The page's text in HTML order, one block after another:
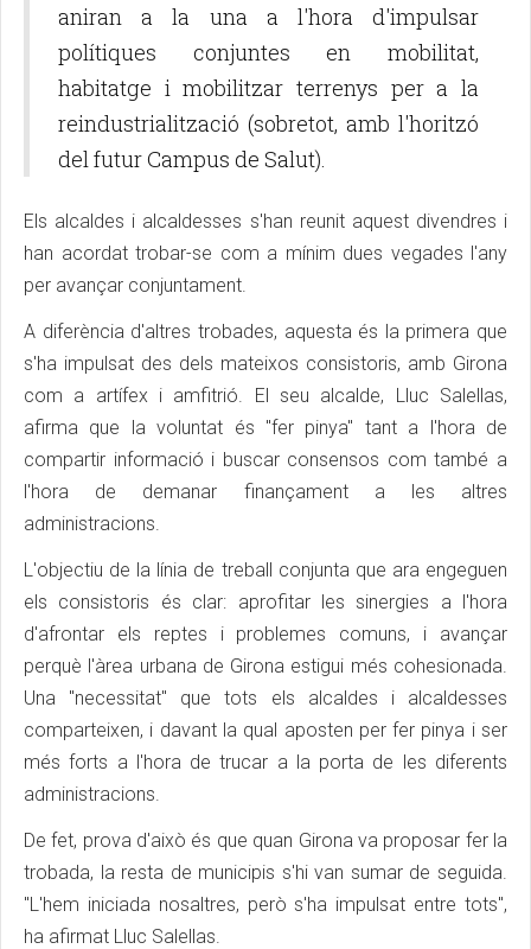
aniran a la una a l'hora d'impulsar
polítiques conjuntes en mobilitat,
habitatge i mobilitzar terrenys per a la
reindustrialització (sobretot, amb l'horitzó
del futur Campus de Salut).
Els alcaldes i alcaldesses s'han reunit aquest divendres i
han acordat trobar-se com a mínim dues vegades l'any
per avançar conjuntament.
A diferència d'altres trobades, aquesta és la primera que
s'ha impulsat des dels mateixos consistoris, amb Girona
com a artífex i amfitrió. El seu alcalde, Lluc Salellas,
afirma que la voluntat és "fer pinya" tant a l'hora de
compartir informació i buscar consensos com també a
l'hora de demanar finançament a les altres
administracions.
L'objectiu de la línia de treball conjunta que ara engeguen
els consistoris és clar: aprofitar les sinergies a l'hora
d'afrontar els reptes i problemes comuns, i avançar
perquè l'àrea urbana de Girona estigui més cohesionada.
Una "necessitat" que tots els alcaldes i alcaldesses
comparteixen, i davant la qual aposten per fer pinya i ser
més forts a l'hora de trucar a la porta de les diferents
administracions.
De fet, prova d'això és que quan Girona va proposar fer la
trobada, la resta de municipis s'hi van sumar de seguida.
"L'hem iniciada nosaltres, però s'ha impulsat entre tots",
ha afirmat Lluc Salellas.